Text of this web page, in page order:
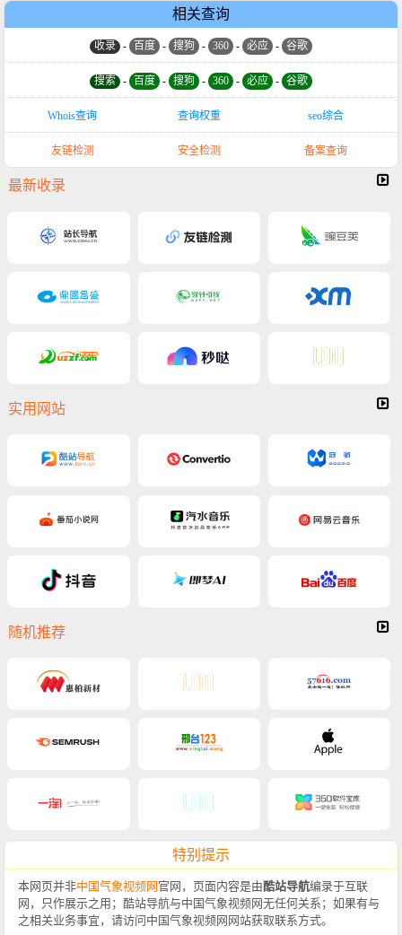
相关查询
收录 - 百度 - 搜狗 - 360 - 必应 - 谷歌
搜索 - 百度 - 搜狗 - 360 - 必应 - 谷歌
Whois查询 查询权重 seo综合
友链检测 安全检测 备案查询
最新收录
实用网站
随机推荐
特别提示
本网页并非中国气象视频网官网，页面内容是由酷站导航编录于互联
网，只作展示之用；酷站导航与中国气象视频网无任何关系；如果有与
之相关业务事宜，请访问中国气象视频网网站获取联系方式。